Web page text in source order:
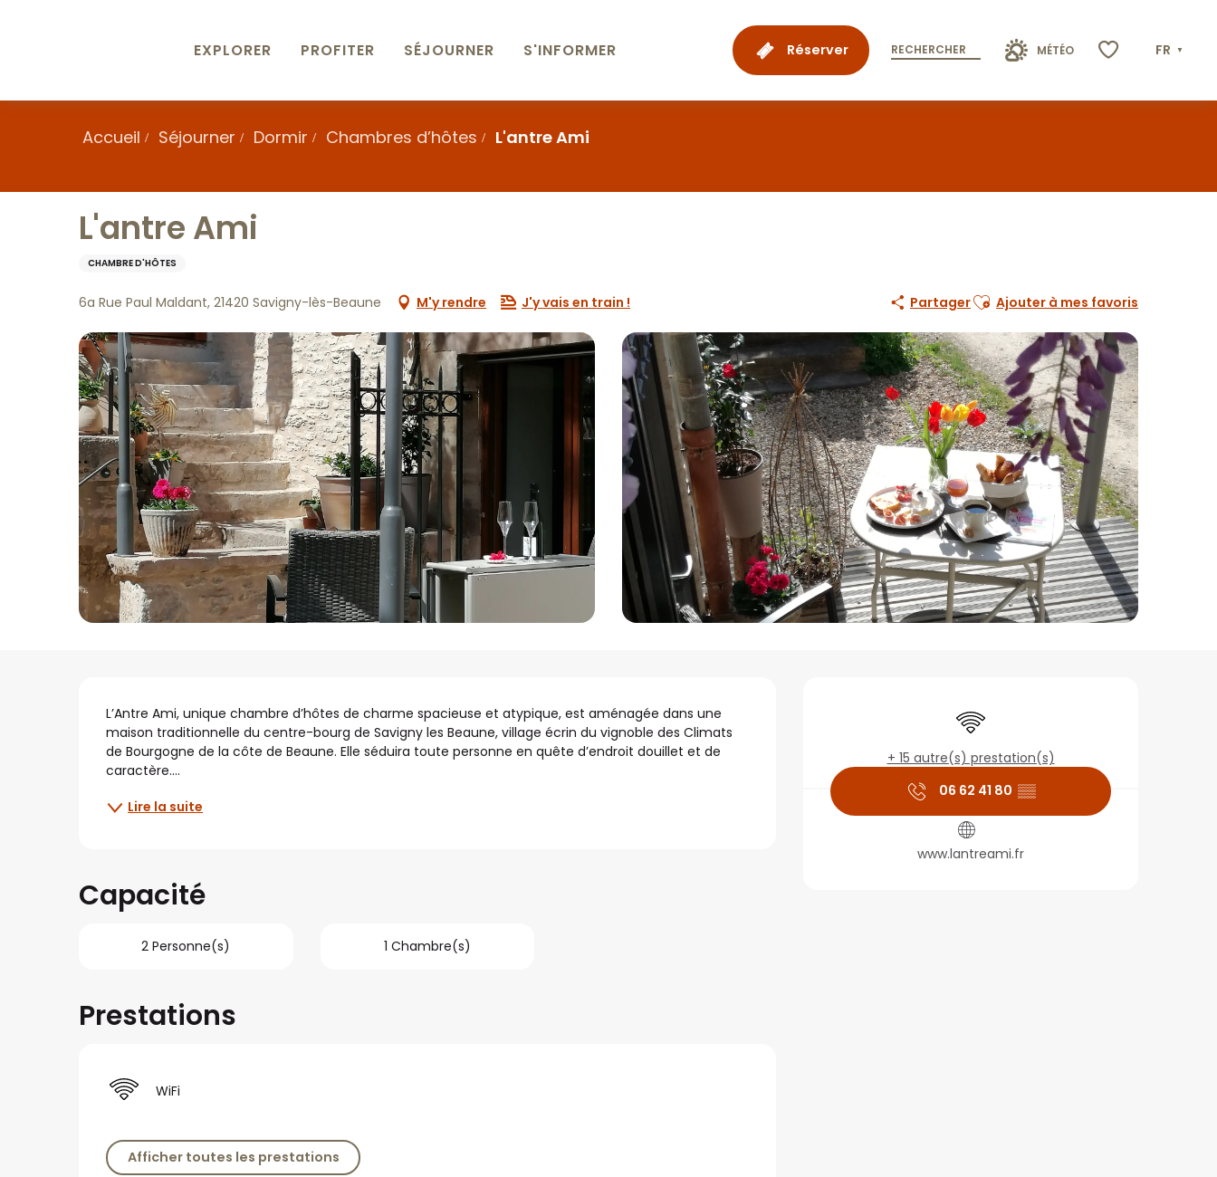
Réserver RECHERCHER MÉTÉO FR
EXPLORER PROFITER SÉJOURNER S'INFORMER
Accueil Séjourner Dormir Chambres d’hôtes L'antre Ami
L'antre Ami
CHAMBRE D'HÔTES
6a Rue Paul Maldant, 21420 Savigny-lès-Beaune M'y rendre J'y vais en train ! PartagerAjouter aux favoris
Ajouter à mes favoris
Ouverture et
WiFi
+ 15 autre(s) prestation(s)
06 62 41 80 ▒▒
www.lantreami.fr
Description
L’Antre Ami, unique chambre d’hôtes de charme spacieuse et atypique, est aménagée dans une
maison traditionnelle du centre-bourg de Savigny les Beaune, village écrin du vignoble des Climats
de Bourgogne de la côte de Beaune. Elle séduira toute personne en quête d’endroit douillet et de
caractère....
Lire la suite
Capacité
2 Personne(s) 1 Chambre(s)
Prestations
WiFi
Afficher toutes les prestations